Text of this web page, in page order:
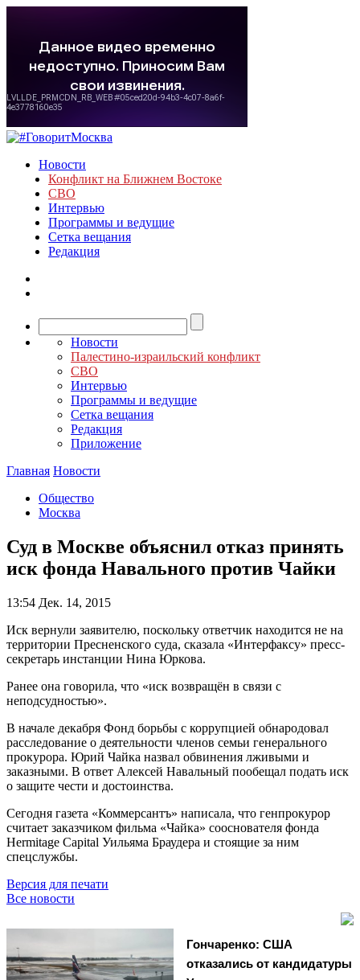
Новости
Конфликт на Ближнем Востоке
СВО
Интервью
Программы и ведущие
Сетка вещания
Редакция
Новости
Палестино-израильский конфликт
СВО
Интервью
Программы и ведущие
Сетка вещания
Редакция
Приложение
Главная Новости
Общество
Москва
Суд в Москве объяснил отказ принять
иск фонда Навального против Чайки
13:54 Дек. 14, 2015
Иск вернули заявителю, поскольку ответчик находится не на
территории Пресненского суда, сказала «Интерфаксу» пресс-
секретарь инстанции Нина Юркова.
Ранее она говорила, что «иск возвращён в связи с
неподсудностью».
В начале декабря Фонд борьбы с коррупцией обнародовал
расследование о деятельности членов семьи генерального
прокурора. Юрий Чайка назвал обвинения лживыми и
заказными. В ответ Алексей Навальный пообещал подать иск
о защите чести и достоинства.
Сегодня газета «Коммерсантъ» написала, что генпрокурор
считает заказчиком фильма «Чайка» сооснователя фонда
Hermitage Capital Уильяма Браудера и стоящие за ним
спецслужбы.
Версия для печати
Все новости
Гончаренко: США
отказались от кандидатуры